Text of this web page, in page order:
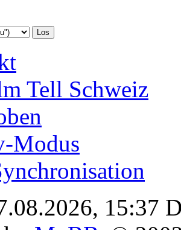
Tell Schweiz
Modus
15:37